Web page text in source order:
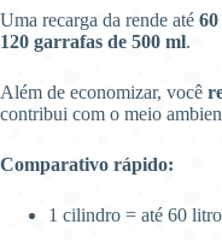
Uma recarga da rende até
120 garrafas de 500 ml.
Além de economizar, você
contribui com o meio
Comparativo rápido:
1 cilindro = até 60